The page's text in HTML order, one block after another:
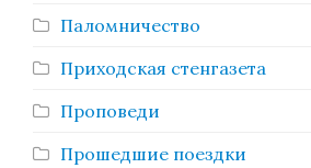
Паломничество
Приходская стенгазета
Проповеди
Прошедшие поездки